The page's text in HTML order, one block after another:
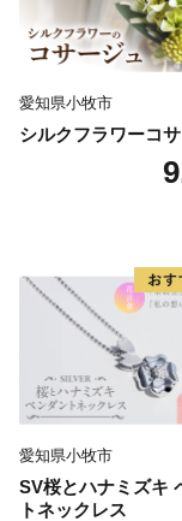
愛知県小牧市
シルクフラワーコ
愛知県小牧市
SV桜とハナミズキ
トネックレス